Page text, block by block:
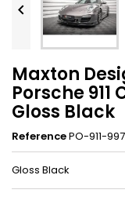

Maxton
Porsche 911
Gloss Black
ReferencePO-911-
Gloss Black